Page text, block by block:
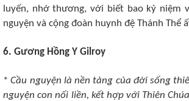
luyến, nhớ thương, với biết bao kỷ niệm
nguyện và cộng đoàn huynh đệ Thánh Thể
6. Gương Hồng Y Gilroy
*Cầu nguyện là nền tảng của đời sống
nguyện con nối liền, kết hợp với Thiên